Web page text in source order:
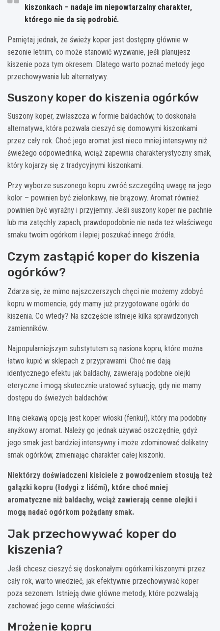
kiszonkach – nadaje im niepowtarzalny charakter,
którego nie da się podrobić.
Pamiętaj jednak, że świeży koper jest dostępny głównie w
sezonie letnim, co może stanowić wyzwanie, jeśli planujesz
kiszenie poza tym okresem. Dlatego warto poznać metody jego
przechowywania lub alternatywy.
Suszony koper do kiszenia ogórków
Suszony koper, zwłaszcza w formie baldachów, to doskonała
alternatywa, która pozwala cieszyć się domowymi kiszonkami
przez cały rok. Choć jego aromat jest nieco mniej intensywny niż
świeżego odpowiednika, wciąż zapewnia charakterystyczny smak,
który kojarzy się z tradycyjnymi kiszonkami.
Przy wyborze suszonego kopru zwróć szczególną uwagę na jego
kolor – powinien być zielonkawy, nie brązowy. Aromat również
powinien być wyraźny i przyjemny. Jeśli suszony koper nie pachnie
lub ma zatęchły zapach, prawdopodobnie nie nada też właściwego
smaku twoim ogórkom i lepiej poszukać innego źródła.
Czym zastąpić koper do kiszenia
ogórków?
Zdarza się, że mimo najszczerszych chęci nie możemy zdobyć
kopru w momencie, gdy mamy już przygotowane ogórki do
kiszenia. Co wtedy? Na szczęście istnieje kilka sprawdzonych
zamienników.
Najpopularniejszym substytutem są nasiona kopru, które można
łatwo kupić w sklepach z przyprawami. Choć nie dają
identycznego efektu jak baldachy, zawierają podobne olejki
eteryczne i mogą skutecznie uratować sytuację, gdy nie mamy
dostępu do świeżych baldachów.
Inną ciekawą opcją jest koper włoski (fenkuł), który ma podobny
anyżkowy aromat. Należy go jednak używać oszczędnie, gdyż
jego smak jest bardziej intensywny i może zdominować delikatny
smak ogórków, zmieniając charakter całej kiszonki.
Niektórzy doświadczeni kisiciele z powodzeniem stosują też
gałązki kopru (łodygi z liśćmi), które choć mniej
aromatyczne niż baldachy, wciąż zawierają cenne olejki i
mogą nadać ogórkom pożądany smak.
Jak przechowywać koper do
kiszenia?
Jeśli chcesz cieszyć się doskonałymi ogórkami kiszonymi przez
cały rok, warto wiedzieć, jak efektywnie przechowywać koper
poza sezonem. Istnieją dwie główne metody, które pozwalają
zachować jego cenne właściwości.
Mrożenie kopru